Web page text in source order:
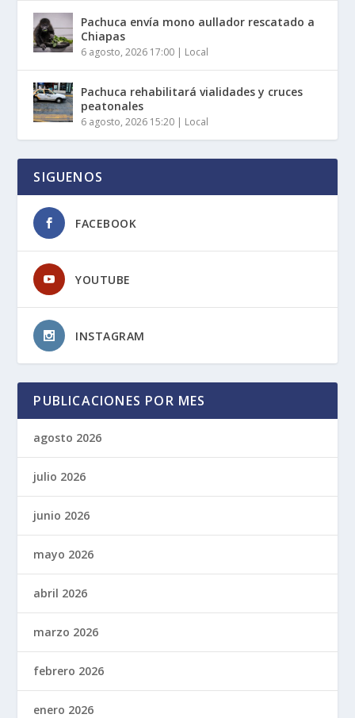
Pachuca envía mono aullador rescatado a
Chiapas
6 agosto, 2026 17:00 | Local
Pachuca rehabilitará vialidades y cruces
peatonales
6 agosto, 2026 15:20 | Local
SIGUENOS
FACEBOOK
YOUTUBE
INSTAGRAM
PUBLICACIONES POR MES
agosto 2026
julio 2026
junio 2026
mayo 2026
abril 2026
marzo 2026
febrero 2026
enero 2026